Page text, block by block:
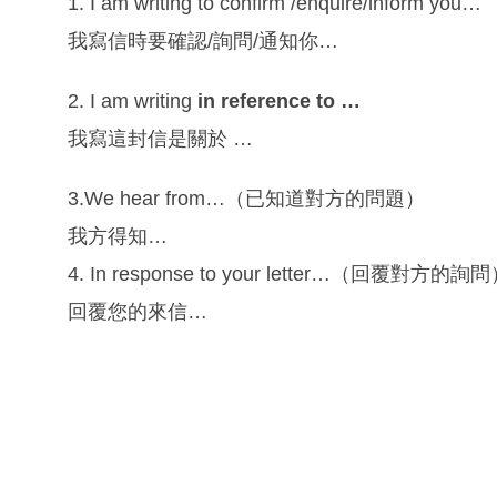
我寫信時要確認/詢問/通知你…
2. I am writing in reference to …
我寫這封信是關於 …
3.We hear from…（已知道對方的問題）
我方得知…
4. In response to your letter…（回覆對方的詢問
回覆您的來信…